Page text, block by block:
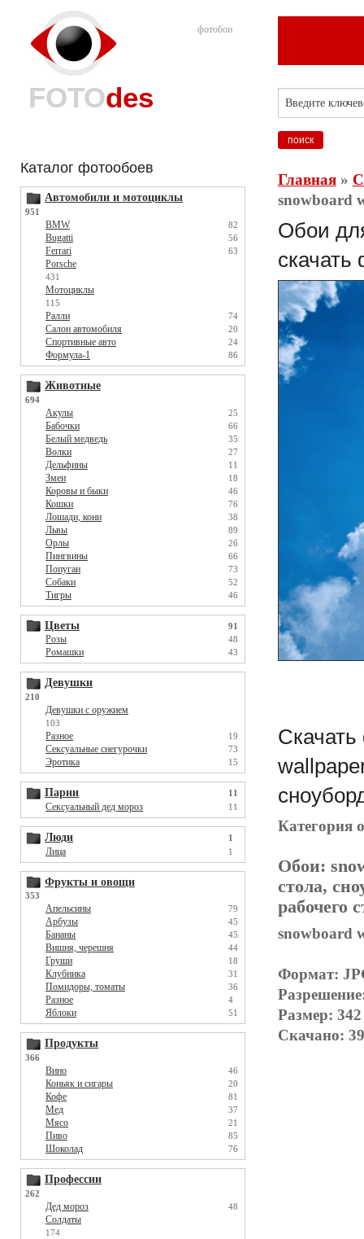
фотобои
FOTOdes
Каталог фотообоев
Автомобили и мотоциклы
951
BMW 82
Bugatti 56
Ferrari 63
Porsche
431
Мотоциклы
115
Ралли 74
Салон автомобиля 20
Спортивные авто 24
Формула-1 86
Животные
694
Акулы 25
Бабочки 66
Белый медведь 35
Волки 27
Дельфины 11
Змеи 18
Коровы и быки 46
Кошки 76
Лошади, кони 38
Львы 89
Орлы 26
Пингвины 66
Попугаи 73
Собаки 52
Тигры 46
Цветы 91
Розы 48
Ромашки 43
Девушки
210
Девушки с оружием
103
Разное 19
Сексуальные снегурочки 73
Эротика 15
Парни 11
Сексуальный дед мороз 11
Люди 1
Лица 1
Фрукты и овощи
353
Апельсины 79
Арбузы 45
Бананы 45
Вишня, черешня 44
Груши 18
Клубника 31
Помидоры, томаты 36
Разное 4
Яблоки 51
Продукты
366
Вино 46
Коньяк и сигары 20
Кофе 81
Мед 37
Мясо 21
Пиво 85
Шоколад 76
Профессии
262
Дед мороз 48
Солдаты
174
Главная»
snowboard
Обои
скачать
Скачать
Категория
Обои:
стола,
рабочего
snowboard
Формат:
Размер:
Скачано: